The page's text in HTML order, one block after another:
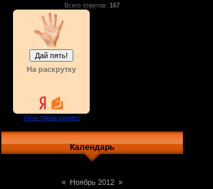
Всего ответов: 167
На раскрутку
Календарь
« Ноябрь 2012 »